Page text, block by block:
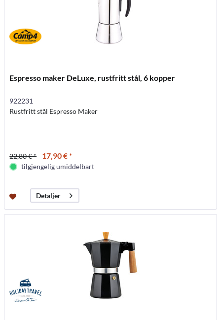
Espresso maker DeLuxe, rustfritt stål, 6 kopper
922231
Rustfritt stål Espresso Maker
22,80 € * 17,90 € *
tilgjengelig umiddelbart
Detaljer